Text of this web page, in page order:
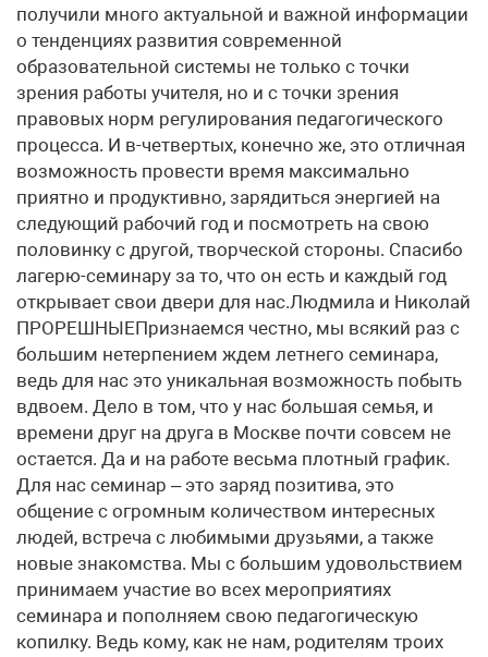
получили много актуальной и важной информации
о тенденциях развития современной
образовательной системы не только с точки
зрения работы учителя, но и с точки зрения
правовых норм регулирования педагогического
процесса. И в-четвертых, конечно же, это отличная
возможность провести время максимально
приятно и продуктивно, зарядиться энергией на
следующий рабочий год и посмотреть на свою
половинку с другой, творческой стороны. Спасибо
лагерю-семинару за то, что он есть и каждый год
открывает свои двери для нас.Людмила и Николай
ПРОРЕШНЫЕПризнаемся честно, мы всякий раз с
большим нетерпением ждем летнего семинара,
ведь для нас это уникальная возможность побыть
вдвоем. Дело в том, что у нас большая семья, и
времени друг на друга в Москве почти совсем не
остается. Да и на работе весьма плотный график.
Для нас семинар – это заряд позитива, это
общение с огромным количеством интересных
людей, встреча с любимыми друзьями, а также
новые знакомства. Мы с большим удовольствием
принимаем участие во всех мероприятиях
семинара и пополняем свою педагогическую
копилку. Ведь кому, как не нам, родителям троих